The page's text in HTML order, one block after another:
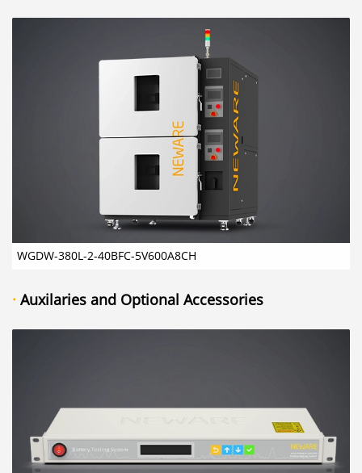
WGDW-380L-2-40BFC-5V600A8CH
· Auxilaries and Optional Accessories